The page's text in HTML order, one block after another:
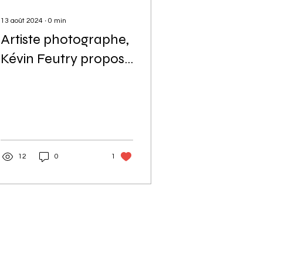
13 août 2024 ∙ 0 min
Artiste photographe,
Kévin Feutry propose
et de voyage à la
vente en éditions
12 0 1